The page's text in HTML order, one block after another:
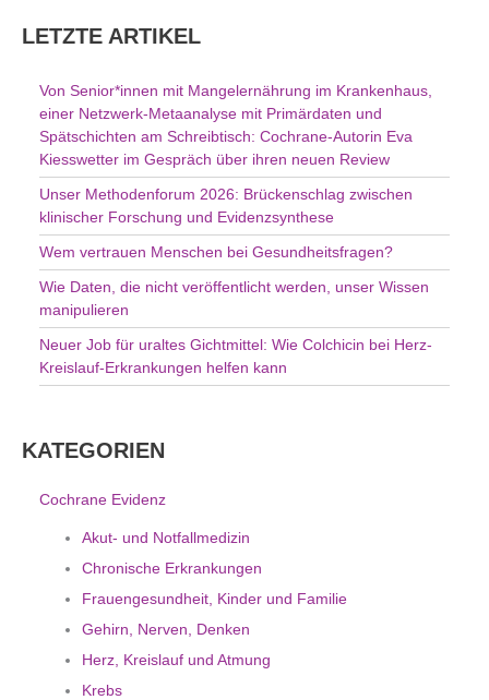
e
LETZTE ARTIKEL
Von Senior*innen mit Mangelernährung im Krankenhaus,
einer Netzwerk-Metaanalyse mit Primärdaten und
Spätschichten am Schreibtisch: Cochrane-Autorin Eva
Kiesswetter im Gespräch über ihren neuen Review
Unser Methodenforum 2026: Brückenschlag zwischen
klinischer Forschung und Evidenzsynthese
Wem vertrauen Menschen bei Gesundheitsfragen?
Wie Daten, die nicht veröffentlicht werden, unser Wissen
manipulieren
Neuer Job für uraltes Gichtmittel: Wie Colchicin bei Herz-
Kreislauf-Erkrankungen helfen kann
KATEGORIEN
Cochrane Evidenz
Akut- und Notfallmedizin
Chronische Erkrankungen
Frauengesundheit, Kinder und Familie
Gehirn, Nerven, Denken
Herz, Kreislauf und Atmung
Krebs